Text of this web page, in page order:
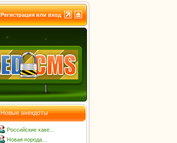
Регистрация или вход
Новые анекдоты
Российские хаке…
Новая порода…